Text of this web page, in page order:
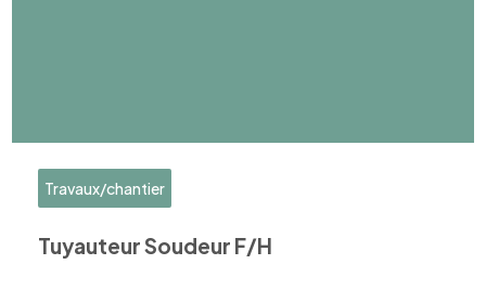
Travaux/chantier
Tuyauteur Soudeur F/H